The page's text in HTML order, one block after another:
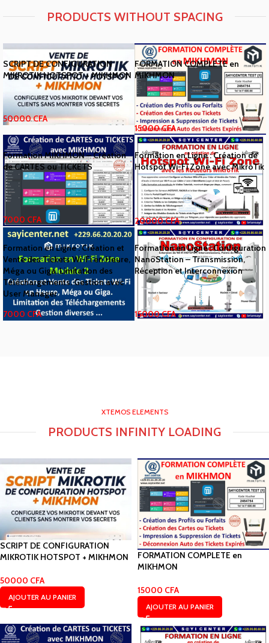
PRODUCTS WITHOUT SPACING
SCRIPT DE CONFIGURATION
MIKROTIK HOTSPOT + MIKHMON
50000CFA
FORMATION COMPLETE en
MIKHMON
15000CFA
Formation MIKHMON – Création
de CARTES ou TICKETS
7000 CFA
Formation en Ligne : Création de
Hotspot Wi-Fi Zone avec MikroTik
20000CFA
Formation en Ligne : Création et
Vente des Tickets Wi-Fi en Heure,
Méga ou Giga. Limitation des
Téléchargements. Gestion avec
User Manager
7000 CFA
Formation en Ligne : Configuration
NanoStation – Transmission,
Réception et Interconnexion
15000CFA
XTEMOS ELEMENTS
PRODUCTS INFINITY LOADING
SCRIPT DE CONFIGURATION
MIKROTIK HOTSPOT + MIKHMON
50000 CFA
AJOUTER AU PANIER
FORMATION COMPLETE en
MIKHMON
15000 CFA
AJOUTER AU PANIER